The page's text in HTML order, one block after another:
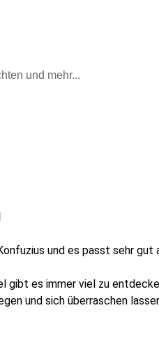
und mehr...
und es passt sehr gut
gibt es immer viel zu
und sich überraschen